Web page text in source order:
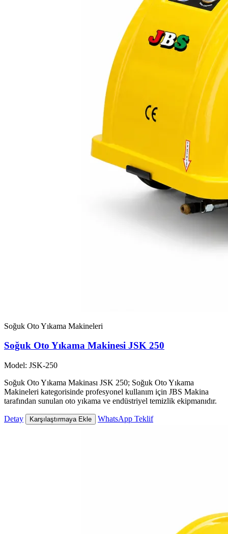
Soğuk Oto Yıkama Makineleri
Soğuk Oto Yıkama Makinesi JSK 250
Model: JSK-250
Soğuk Oto Yıkama Makinası JSK 250; Soğuk Oto Yıkama
Makineleri kategorisinde profesyonel kullanım için JBS Makina
tarafından sunulan oto yıkama ve endüstriyel temizlik ekipmanıdır.
Detay Karşılaştırmaya Ekle WhatsApp Teklif